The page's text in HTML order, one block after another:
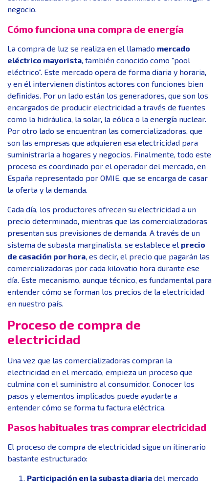
negocio.
Cómo funciona una compra de energía
La compra de luz se realiza en el llamado mercado
eléctrico mayorista , también conocido como "pool
eléctrico". Este mercado opera de forma diaria y horaria,
y en él intervienen distintos actores con funciones bien
definidas. Por un lado están los generadores, que son los
encargados de producir electricidad a través de fuentes
como la hidráulica, la solar, la eólica o la energía nuclear.
Por otro lado se encuentran las comercializadoras, que
son las empresas que adquieren esa electricidad para
suministrarla a hogares y negocios. Finalmente, todo este
proceso es coordinado por el operador del mercado, en
España representado por OMIE, que se encarga de casar
la oferta y la demanda.
Cada día, los productores ofrecen su electricidad a un
precio determinado, mientras que las comercializadoras
presentan sus previsiones de demanda. A través de un
sistema de subasta marginalista, se establece el precio
de casación por hora , es decir, el precio que pagarán las
comercializadoras por cada kilovatio hora durante ese
día. Este mecanismo, aunque técnico, es fundamental para
entender cómo se forman los precios de la electricidad
en nuestro país.
Proceso de compra de
electricidad
Una vez que las comercializadoras compran la
electricidad en el mercado, empieza un proceso que
culmina con el suministro al consumidor. Conocer los
pasos y elementos implicados puede ayudarte a
entender cómo se forma tu factura eléctrica.
Pasos habituales tras comprar electricidad
El proceso de compra de electricidad sigue un itinerario
bastante estructurado:
Participación en la subasta diaria del mercado